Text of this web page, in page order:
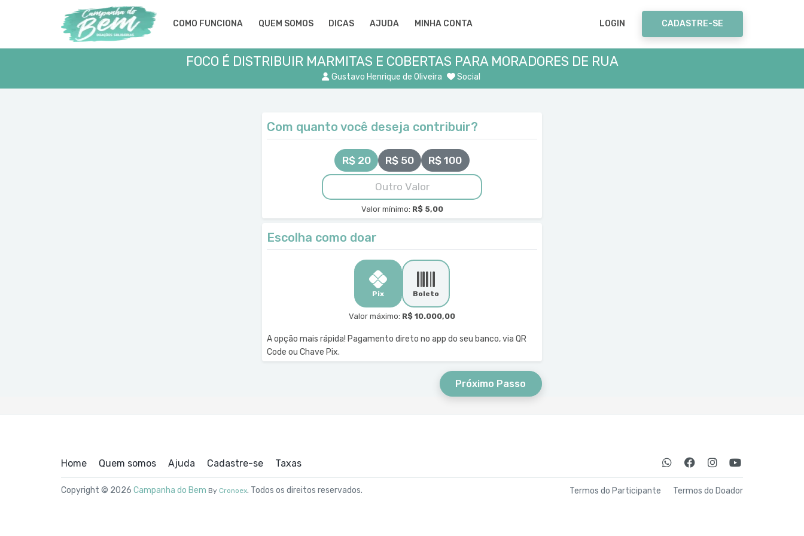
COMO FUNCIONA QUEM SOMOS DICAS AJUDA MINHA CONTA LOGIN CADASTRE-SE
FOCO É DISTRIBUIR MARMITAS E COBERTAS PARA MORADORES DE RUA
Gustavo Henrique de Oliveira Social
Com quanto você deseja contribuir?
R$ 20 R$ 50 R$ 100
Valor mínimo: R$ 5,00
Escolha como doar
Pix Boleto
Valor máximo: R$ 10.000,00
A opção mais rápida! Pagamento direto no app do seu banco, via QR
Code ou Chave Pix.
Próximo Passo
Home Quem somos Ajuda Cadastre-se Taxas
Copyright © 2026 Campanha do Bem By Cronoex. Todos os direitos reservados. Termos do Participante Termos do Doador